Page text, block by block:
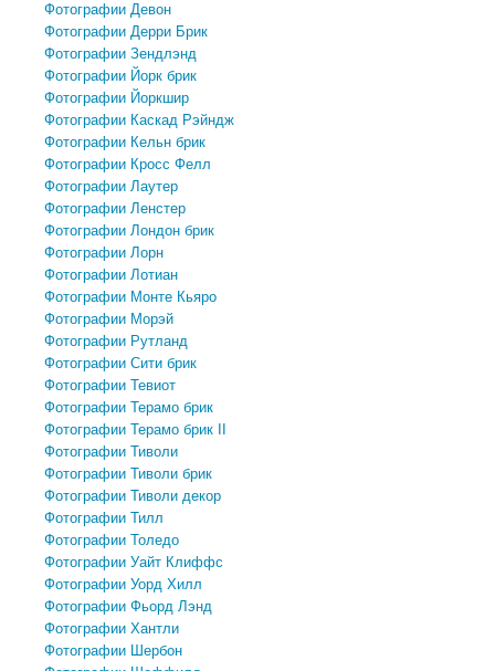
Фотографии Девон
Фотографии Дерри Брик
Фотографии Зендлэнд
Фотографии Йорк брик
Фотографии Йоркшир
Фотографии Каскад Рэйндж
Фотографии Кельн брик
Фотографии Кросс Фелл
Фотографии Лаутер
Фотографии Ленстер
Фотографии Лондон брик
Фотографии Лорн
Фотографии Лотиан
Фотографии Монте Кьяро
Фотографии Морэй
Фотографии Рутланд
Фотографии Сити брик
Фотографии Тевиот
Фотографии Терамо брик
Фотографии Терамо брик II
Фотографии Тиволи
Фотографии Тиволи брик
Фотографии Тиволи декор
Фотографии Тилл
Фотографии Толедо
Фотографии Уайт Клиффс
Фотографии Уорд Хилл
Фотографии Фьорд Лэнд
Фотографии Хантли
Фотографии Шербон